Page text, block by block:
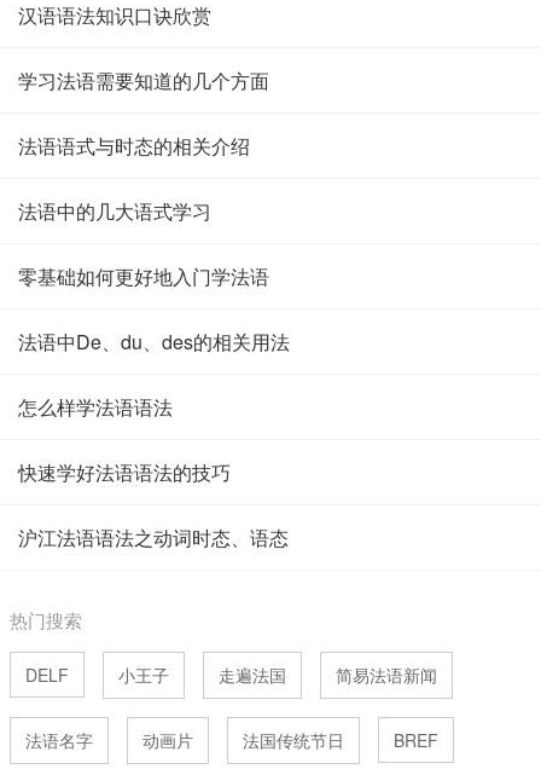
汉语语法知识口诀欣赏
学习法语需要知道的几个方面
法语语式与时态的相关介绍
法语中的几大语式学习
零基础如何更好地入门学法语
法语中De、du、des的相关用法
怎么样学法语语法
快速学好法语语法的技巧
沪江法语语法之动词时态、语态
热门搜索
DELF 小王子 走遍法国 简易法语新闻
法语名字 动画片 法国传统节日 BREF